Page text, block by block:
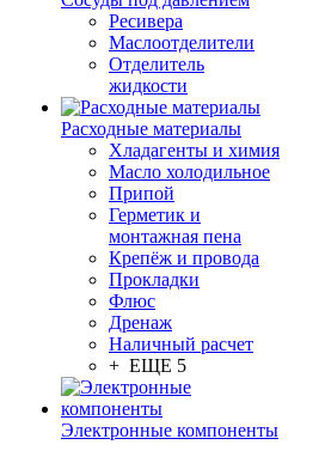
Ресивера
Маслоотделители
Отделитель
жидкости
Расходные материалы
Хладагенты и химия
Масло холодильное
Припой
Герметик и
монтажная пена
Крепёж и провода
Прокладки
Флюс
Дренаж
Наличный расчет
+ ЕЩЕ 5
Электронные компоненты